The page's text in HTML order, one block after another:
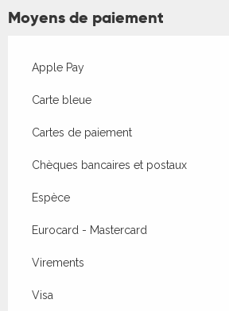
Moyens de paiement
Apple Pay
Carte bleue
Cartes de paiement
Chèques bancaires et postaux
Espèce
Eurocard - Mastercard
Virements
Visa